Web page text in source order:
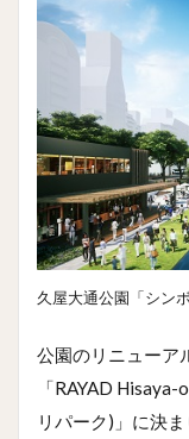
久屋大通公園「シン
公園のリニューア
「RAYAD
リパーク)」に決